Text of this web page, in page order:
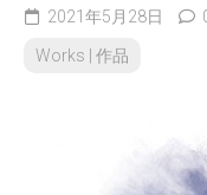
2021年5月28日
Works | 作品